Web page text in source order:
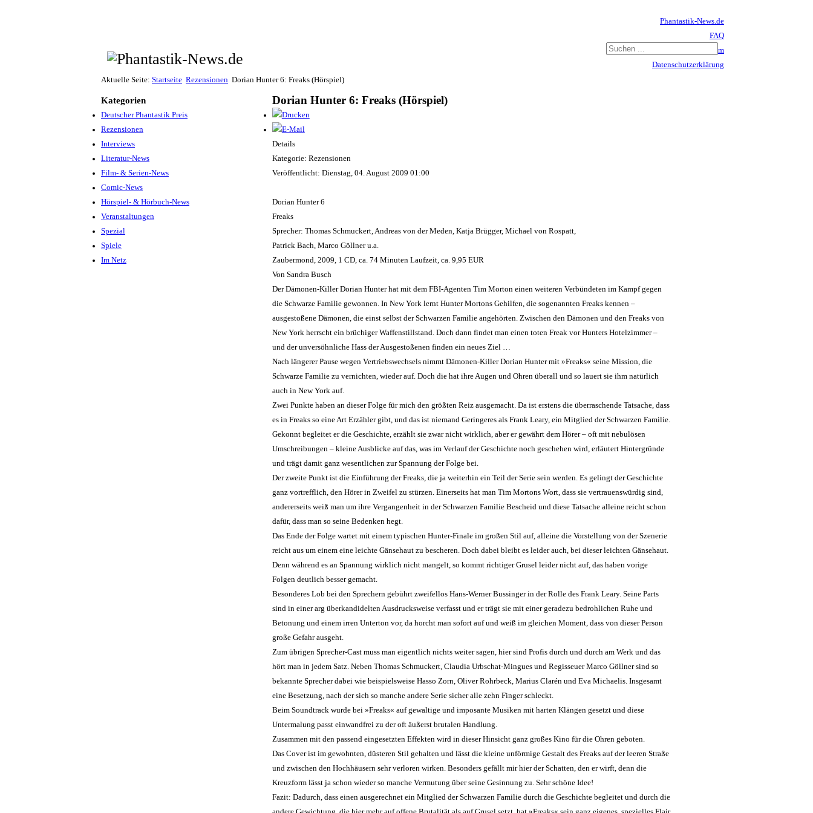
Phantastik-News.de
FAQ
Impressum
Datenschutzerklärung
Aktuelle Seite: Startseite Rezensionen Dorian Hunter 6: Freaks (Hörspiel)
Kategorien
Deutscher Phantastik Preis
Rezensionen
Interviews
Literatur-News
Film- & Serien-News
Comic-News
Hörspiel- & Hörbuch-News
Veranstaltungen
Spezial
Spiele
Im Netz
Dorian Hunter 6: Freaks (Hörspiel)
Details
Kategorie: Rezensionen
Veröffentlicht: Dienstag, 04. August 2009 01:00
Dorian Hunter 6
Freaks
Sprecher: Thomas Schmuckert, Andreas von der Meden, Katja Brügger, Michael von Rospatt,
Patrick Bach, Marco Göllner u.a.
Zaubermond, 2009, 1 CD, ca. 74 Minuten Laufzeit, ca. 9,95 EUR
Von Sandra Busch
Der Dämonen-Killer Dorian Hunter hat mit dem FBI-Agenten Tim Morton einen weiteren Verbündeten im Kampf gegen
die Schwarze Familie gewonnen. In New York lernt Hunter Mortons Gehilfen, die sogenannten Freaks kennen –
ausgestoßene Dämonen, die einst selbst der Schwarzen Familie angehörten. Zwischen den Dämonen und den Freaks von
New York herrscht ein brüchiger Waffenstillstand. Doch dann findet man einen toten Freak vor Hunters Hotelzimmer –
und der unversöhnliche Hass der Ausgestoßenen finden ein neues Ziel …
Nach längerer Pause wegen Vertriebswechsels nimmt Dämonen-Killer Dorian Hunter mit »Freaks« seine Mission, die
Schwarze Familie zu vernichten, wieder auf. Doch die hat ihre Augen und Ohren überall und so lauert sie ihm natürlich
auch in New York auf.
Zwei Punkte haben an dieser Folge für mich den größten Reiz ausgemacht. Da ist erstens die überraschende Tatsache, dass
es in Freaks so eine Art Erzähler gibt, und das ist niemand Geringeres als Frank Leary, ein Mitglied der Schwarzen Familie.
Gekonnt begleitet er die Geschichte, erzählt sie zwar nicht wirklich, aber er gewährt dem Hörer – oft mit nebulösen
Umschreibungen – kleine Ausblicke auf das, was im Verlauf der Geschichte noch geschehen wird, erläutert Hintergründe
und trägt damit ganz wesentlichen zur Spannung der Folge bei.
Der zweite Punkt ist die Einführung der Freaks, die ja weiterhin ein Teil der Serie sein werden. Es gelingt der Geschichte
ganz vortrefflich, den Hörer in Zweifel zu stürzen. Einerseits hat man Tim Mortons Wort, dass sie vertrauenswürdig sind,
andererseits weiß man um ihre Vergangenheit in der Schwarzen Familie Bescheid und diese Tatsache alleine reicht schon
dafür, dass man so seine Bedenken hegt.
Das Ende der Folge wartet mit einem typischen Hunter-Finale im großen Stil auf, alleine die Vorstellung von der Szenerie
reicht aus um einem eine leichte Gänsehaut zu bescheren. Doch dabei bleibt es leider auch, bei dieser leichten Gänsehaut.
Denn während es an Spannung wirklich nicht mangelt, so kommt richtiger Grusel leider nicht auf, das haben vorige
Folgen deutlich besser gemacht.
Besonderes Lob bei den Sprechern gebührt zweifellos Hans-Werner Bussinger in der Rolle des Frank Leary. Seine Parts
sind in einer arg überkandidelten Ausdrucksweise verfasst und er trägt sie mit einer geradezu bedrohlichen Ruhe und
Betonung und einem irren Unterton vor, da horcht man sofort auf und weiß im gleichen Moment, dass von dieser Person
große Gefahr ausgeht.
Zum übrigen Sprecher-Cast muss man eigentlich nichts weiter sagen, hier sind Profis durch und durch am Werk und das
hört man in jedem Satz. Neben Thomas Schmuckert, Claudia Urbschat-Mingues und Regisseuer Marco Göllner sind so
bekannte Sprecher dabei wie beispielsweise Hasso Zorn, Oliver Rohrbeck, Marius Clarén und Eva Michaelis. Insgesamt
eine Besetzung, nach der sich so manche andere Serie sicher alle zehn Finger schleckt.
Beim Soundtrack wurde bei »Freaks« auf gewaltige und imposante Musiken mit harten Klängen gesetzt und diese
Untermalung passt einwandfrei zu der oft äußerst brutalen Handlung.
Zusammen mit den passend eingesetzten Effekten wird in dieser Hinsicht ganz großes Kino für die Ohren geboten.
Das Cover ist im gewohnten, düsteren Stil gehalten und lässt die kleine unförmige Gestalt des Freaks auf der leeren Straße
und zwischen den Hochhäusern sehr verloren wirken. Besonders gefällt mir hier der Schatten, den er wirft, denn die
Kreuzform lässt ja schon wieder so manche Vermutung über seine Gesinnung zu. Sehr schöne Idee!
Fazit: Dadurch, dass einen ausgerechnet ein Mitglied der Schwarzen Familie durch die Geschichte begleitet und durch die